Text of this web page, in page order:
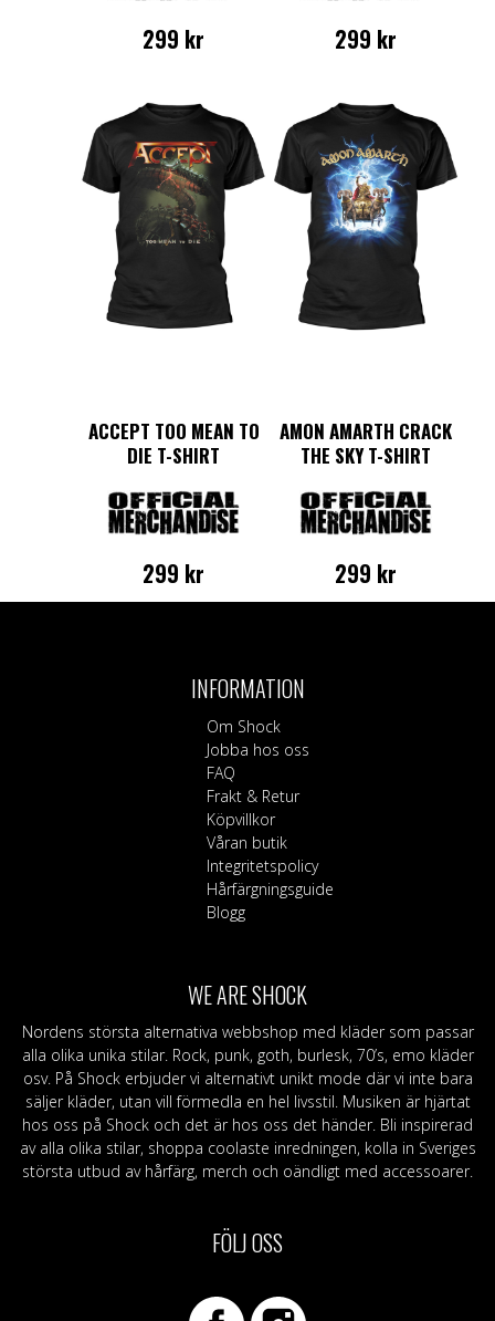
299 kr
produkten
flera
varianter.
De
olika
alternativen
299 kr
produkten
har
flera
varianter.
De
olika
alternativen
ACCEPT TOO MEAN TO
DIE T-SHIRT
299 kr
Den
flera
varianter.
olika
alternativen
väljas
produktsidan
AMON AMARTH CRACK
THE SKY T-SHIRT
299 kr
Den
INFORMATION
Om Shock
Jobba hos oss
FAQ
Frakt & Retur
Köpvillkor
Våran butik
Integritetspolicy
Hårfärgningsguide
Blogg
WE ARE SHOCK
Nordens största alternativa webbshop med kläder som passar
alla olika unika stilar. Rock, punk, goth, burlesk, 70’s, emo kläder
osv. På Shock erbjuder vi alternativt unikt mode där vi inte bara
säljer kläder, utan vill förmedla en hel livsstil. Musiken är hjärtat
hos oss på Shock och det är hos oss det händer. Bli inspirerad
av alla olika stilar, shoppa coolaste inredningen, kolla in Sveriges
största utbud av hårfärg, merch och oändligt med accessoarer.
FÖLJ OSS